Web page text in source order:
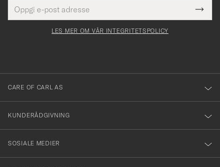
postadresse
felt
Tack
för
dig
till
vårt
nyhetsbrev!
LES MER OM VÅR INTEGRITETSPOLICY
CARE OF CARL AS
KUNDERÅDGIVNING
SOSIALE MEDIER